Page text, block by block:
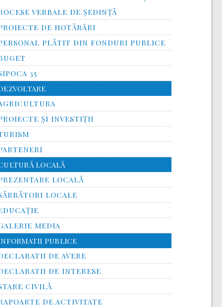
VERBALE DE ȘEDINȚĂ
DE HOTĂRÂRI
PLĂTIT DIN FONDURI PUBLICE
35
ȘI INVESTIȚII
LOCALĂ
LOCALĂ
LOCALE
MEDIA
PUBLICE
DE AVERE
DE INTERESE
CIVILĂ
DE ACTIVITATE